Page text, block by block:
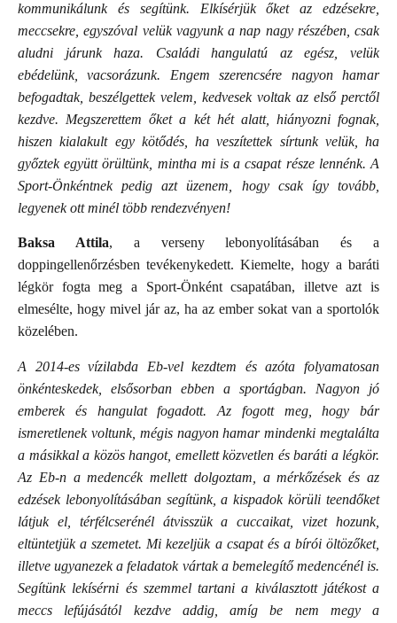
kommunikálunk és segítünk. Elkísérjük őket az edzésekre,
meccsekre, egyszóval velük vagyunk a nap nagy részében, csak
aludni járunk haza. Családi hangulatú az egész, velük
ebédelünk, vacsorázunk. Engem szerencsére nagyon hamar
befogadtak, beszélgettek velem, kedvesek voltak az első perctől
kezdve. Megszerettem őket a két hét alatt, hiányozni fognak,
hiszen kialakult egy kötődés, ha veszítettek sírtunk velük, ha
győztek együtt örültünk, mintha mi is a csapat része lennénk. A
Sport-Önkéntnek pedig azt üzenem, hogy csak így tovább,
legyenek ott minél több rendezvényen!
Baksa Attila, a verseny lebonyolításában és a
doppingellenőrzésben tevékenykedett. Kiemelte, hogy a baráti
légkör fogta meg a Sport-Önként csapatában, illetve azt is
elmesélte, hogy mivel jár az, ha az ember sokat van a sportolók
közelében.
A 2014-es vízilabda Eb-vel kezdtem és azóta folyamatosan
önkénteskedek, elsősorban ebben a sportágban. Nagyon jó
emberek és hangulat fogadott. Az fogott meg, hogy bár
ismeretlenek voltunk, mégis nagyon hamar mindenki megtalálta
a másikkal a közös hangot, emellett közvetlen és baráti a légkör.
Az Eb-n a medencék mellett dolgoztam, a mérkőzések és az
edzések lebonyolításában segítünk, a kispadok körüli teendőket
látjuk el, térfélcserénél átvisszük a cuccaikat, vizet hozunk,
eltüntetjük a szemetet. Mi kezeljük a csapat és a bírói öltözőket,
illetve ugyanezek a feladatok vártak a bemelegítő medencénél is.
Segítünk lekísérni és szemmel tartani a kiválasztott játékost a
meccs lefújásától kezdve addig, amíg be nem megy a